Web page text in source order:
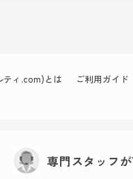
ティ.com)とは ご利用ガイド
専門スタッフ